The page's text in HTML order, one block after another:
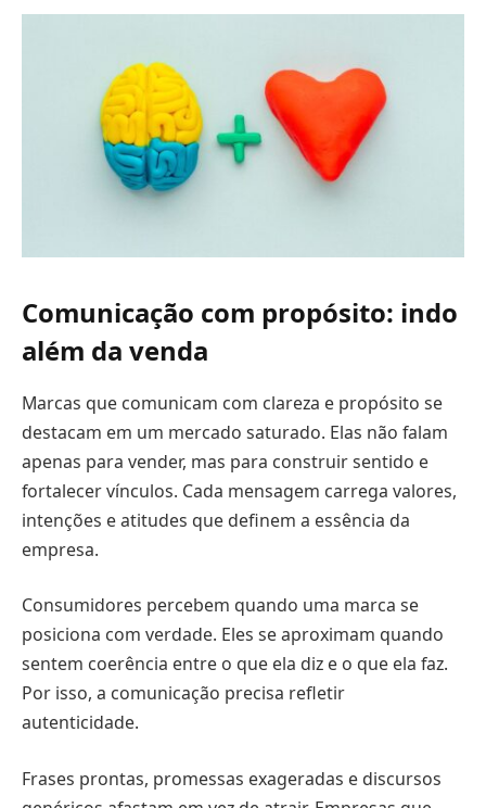
Comunicação com propósito: indo
além da venda
Marcas que comunicam com clareza e propósito se
destacam em um mercado saturado. Elas não falam
apenas para vender, mas para construir sentido e
fortalecer vínculos. Cada mensagem carrega valores,
intenções e atitudes que definem a essência da
empresa.
Consumidores percebem quando uma marca se
posiciona com verdade. Eles se aproximam quando
sentem coerência entre o que ela diz e o que ela faz.
Por isso, a comunicação precisa refletir
autenticidade.
Frases prontas, promessas exageradas e discursos